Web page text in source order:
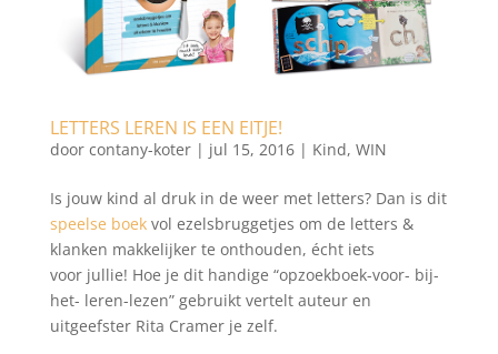
LETTERS LEREN IS EEN EITJE!
door contany-koter| jul 15, 2016| Kind, WIN
Is jouw kind al druk in de weer met letters? Dan is dit
speelse boekvol ezelsbruggetjes om de letters &
klanken makkelijker te onthouden, écht iets
voor jullie! Hoe je dit handige “opzoekboek-voor- bij-
het- leren-lezen” gebruikt vertelt auteur en
uitgeefster Rita Cramer je zelf.